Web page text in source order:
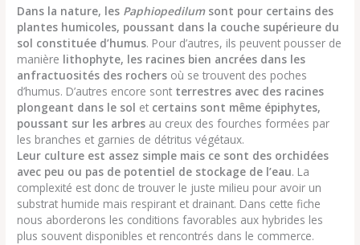
Dans la nature, les Paphiopedilum sont pour certains des
plantes humicoles, poussant dans la couche supérieure du
sol constituée d’humus. Pour d’autres, ils peuvent pousser de
manière lithophyte, les racines bien ancrées dans les
anfractuosités des rochers où se trouvent des poches
d’humus. D’autres encore sont terrestres avec des racines
plongeant dans le sol et certains sont même épiphytes,
poussant sur les arbres au creux des fourches formées par
les branches et garnies de détritus végétaux.
Leur culture est assez simple mais ce sont des orchidées
avec peu ou pas de potentiel de stockage de l’eau. La
complexité est donc de trouver le juste milieu pour avoir un
substrat humide mais respirant et drainant. Dans cette fiche
nous aborderons les conditions favorables aux hybrides les
plus souvent disponibles et rencontrés dans le commerce.